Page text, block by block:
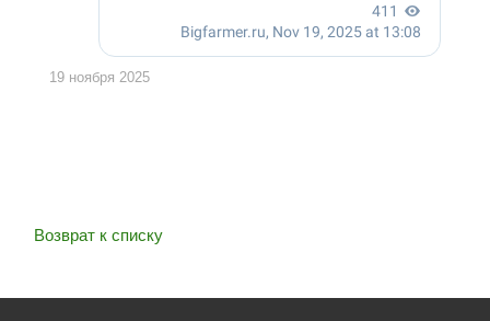
19 ноября 2025
Возврат к списку